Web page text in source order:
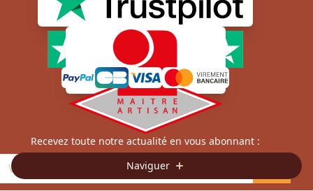
Naviguer
Moyens de paiement sécurisé
Newsletter
Recevez toute notre actualité en vous abonnant :